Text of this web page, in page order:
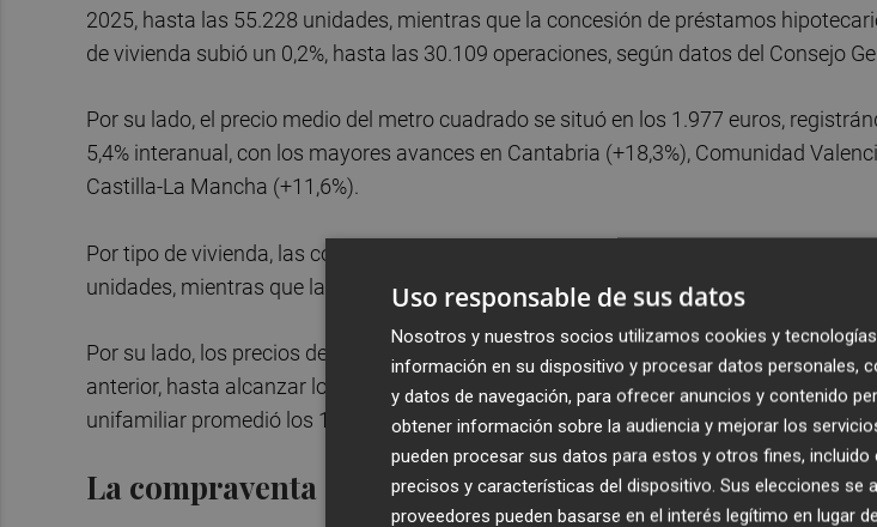
2025, hasta las 55.228 unidades, mientras que la concesión de préstamos
de vivienda subió un 0,2%, hasta las 30.109 operaciones, según datos del Consejo
Por su lado, el precio medio del metro cuadrado se situó en los 1.977 euros,
5,4% interanual, con los mayores avances en Cantabria (+18,3%), Comunidad
Castilla-La Mancha (+11,6%).
Por tipo de vivienda, las compraventas de pisos disminuyeron un 9,4% interanual,
unidades, mientras que las unifamiliares disminuyeron un 2,3% interanual, hasta las
Por su lado, los precios de los pisos tuvieron un ascenso del 7,7% con respecto al
anterior, hasta alcanzar los 2.292 euros por metro cuadrado, mientras que el precio
unifamiliar promedió los 1.458 euros, registrando un aumento del 2,6%.
La compraventa cae en 14 CCAA
Uso responsable de sus datos
Nosotros y nuestros socios utilizamos cookies y
información en su dispositivo y procesar datos personales,
y datos de navegación, para ofrecer anuncios y contenido
obtener información sobre la audiencia y mejorar los
pueden procesar sus datos para estos y otros fines,
precisos y características del dispositivo. Sus elecciones se
proveedores pueden basarse en el interés legítimo en lugar